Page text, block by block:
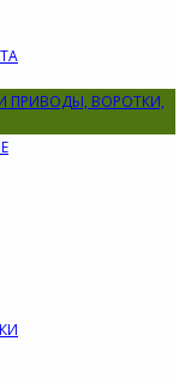
ПРИВОДЫ, ВОРОТКИ,